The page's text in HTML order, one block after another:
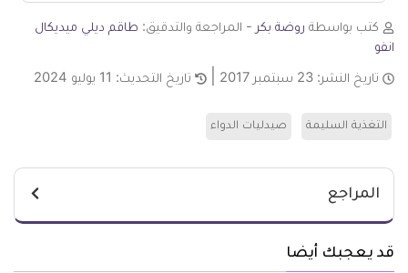
كتب بواسطة روضة بكر - المراجعة والتدقيق: طاقم ديلي ميديكال
انفو
تاريخ النشر: 23 سبتمبر 2017 تاريخ التحديث: 11 يوليو 2024
التغذية السليمة صيدليات الدواء
المراجع
قد يعجبك أيضا